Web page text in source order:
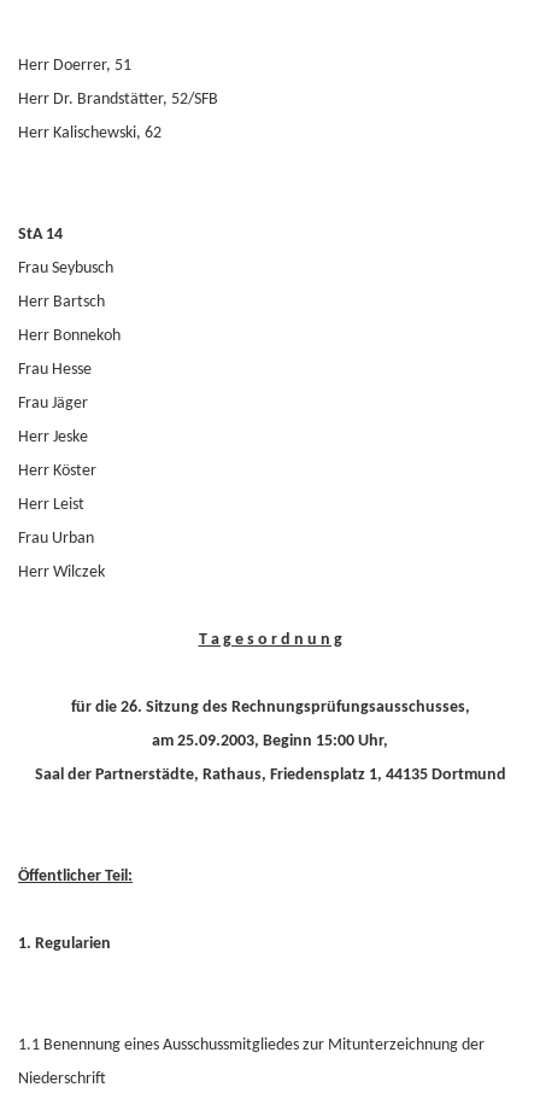
Herr Doerrer, 51
Herr Dr. Brandstätter, 52/SFB
Herr Kalischewski, 62
StA 14
Frau Seybusch
Herr Bartsch
Herr Bonnekoh
Frau Hesse
Frau Jäger
Herr Jeske
Herr Köster
Herr Leist
Frau Urban
Herr Wilczek
T a g e s o r d n u n g
für die 26. Sitzung des Rechnungsprüfungsausschusses,
am 25.09.2003, Beginn 15:00 Uhr,
Saal der Partnerstädte, Rathaus, Friedensplatz 1, 44135 Dortmund
Öffentlicher Teil:
1. Regularien
1.1 Benennung eines Ausschussmitgliedes zur Mitunterzeichnung der
Niederschrift